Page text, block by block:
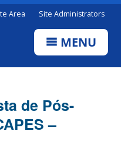
Area Site Administrators
MENU
de Pós-
–